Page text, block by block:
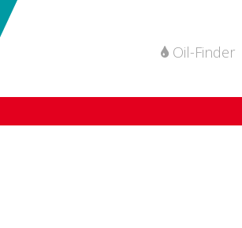
Oil-Finder